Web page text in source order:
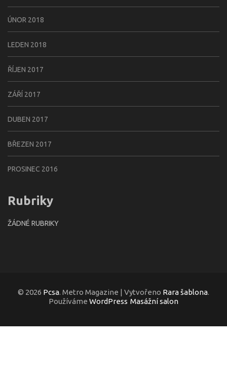
ÚNOR 2018
LEDEN 2018
ŘÍJEN 2017
ZÁŘÍ 2017
DUBEN 2017
BŘEZEN 2017
PROSINEC 2016
Rubriky
ŽÁDNÉ RUBRIKY
© 2026 Pcsa. Metro Magazine | Vytvořeno Rara šablona.
Používáme WordPress Masážní salon